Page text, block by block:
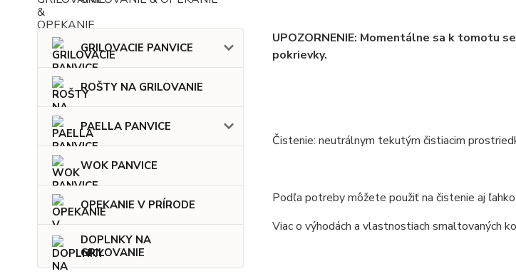
GRILOVACIE PANVICE
ROŠTY NA GRILOVANIE
PAELLA PANVICE
WOK PANVICE
OPEKANIE V PRÍRODE
DOPLNKY NA
GRILOVANIE
UPOZORNENIE: Momentálne sa k tomotu
pokrievky.
Čistenie: neutrálnym tekutým čistiacim
Podľa potreby môžete použiť na čistenie aj
Viac o výhodách a vlastnostiach smaltovaných